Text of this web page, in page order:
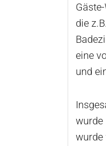
die
eine
und
wurde
wurde